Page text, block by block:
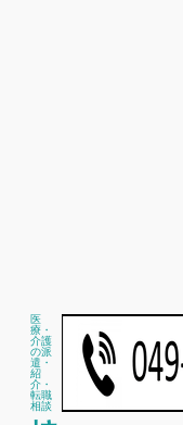
医
療・
介護
の派
遣・
紹
介・
転職
相談